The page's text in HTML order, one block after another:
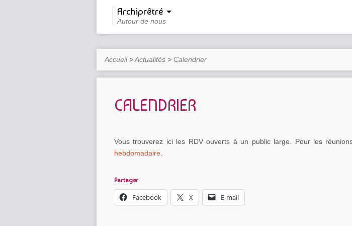
Archiprêtré
Autour de nous
Accueil>Actualités > Calendrier
CALENDRIER
Vous trouverez ici les RDV ouverts à un public large. Pour les
hebdomadaire
Partager
Facebook X E-mail